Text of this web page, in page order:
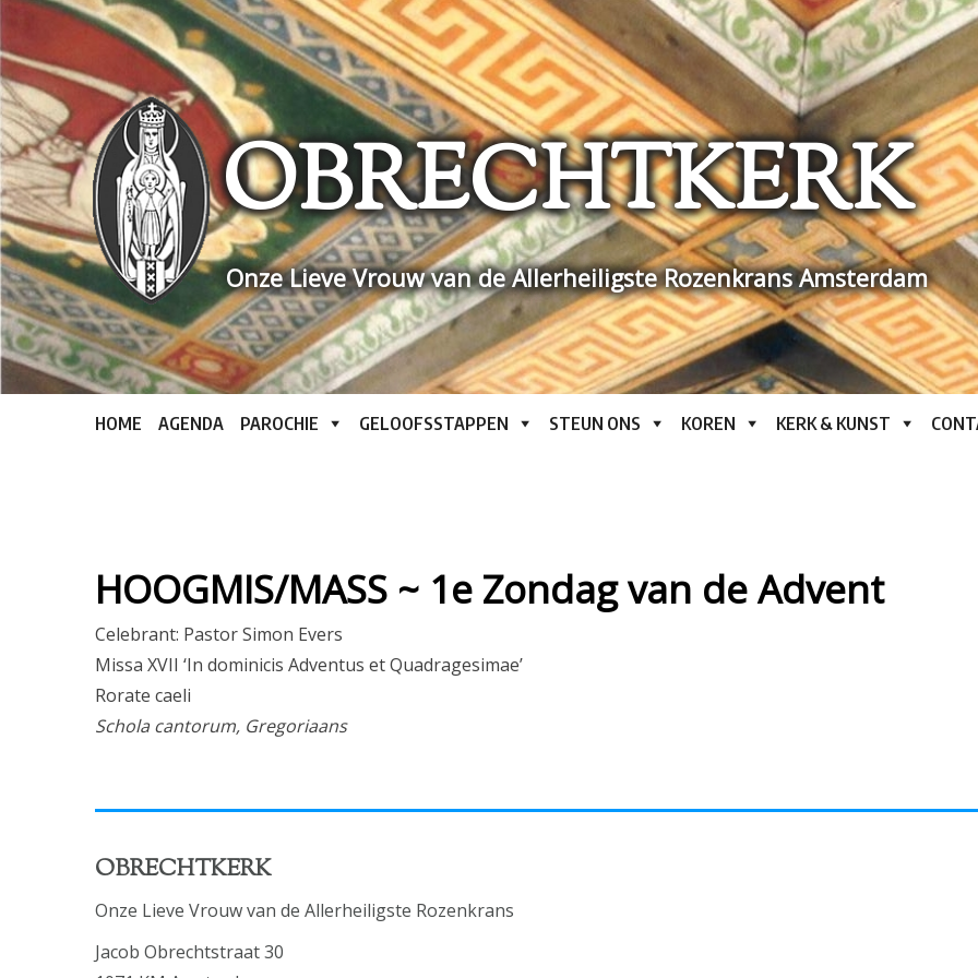
Skip
content
OBRECHTKERK
Onze Lieve Vrouw van de Allerheiligste Rozenkrans Amsterdam
HOME AGENDA PAROCHIE GELOOFSSTAPPEN STEUN ONS KOREN KERK & KUNST
HOOGMIS/MASS ~ 1e Zondag van de Advent
Celebrant: Pastor Simon Evers
Missa XVII ‘In dominicis Adventus et Quadragesimae’
Rorate caeli
Schola cantorum, Gregoriaans
OBRECHTKERK
Onze Lieve Vrouw van de Allerheiligste Rozenkrans
Jacob Obrechtstraat 30